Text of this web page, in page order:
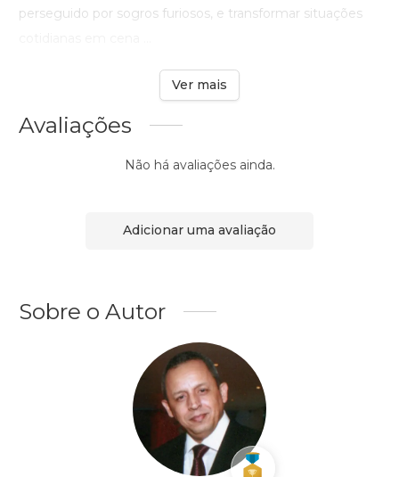
perseguido por sogros furiosos, e transformar situações
Ver mais
Avaliações
Não há avaliações ainda.
Adicionar uma avaliação
Sobre o Autor